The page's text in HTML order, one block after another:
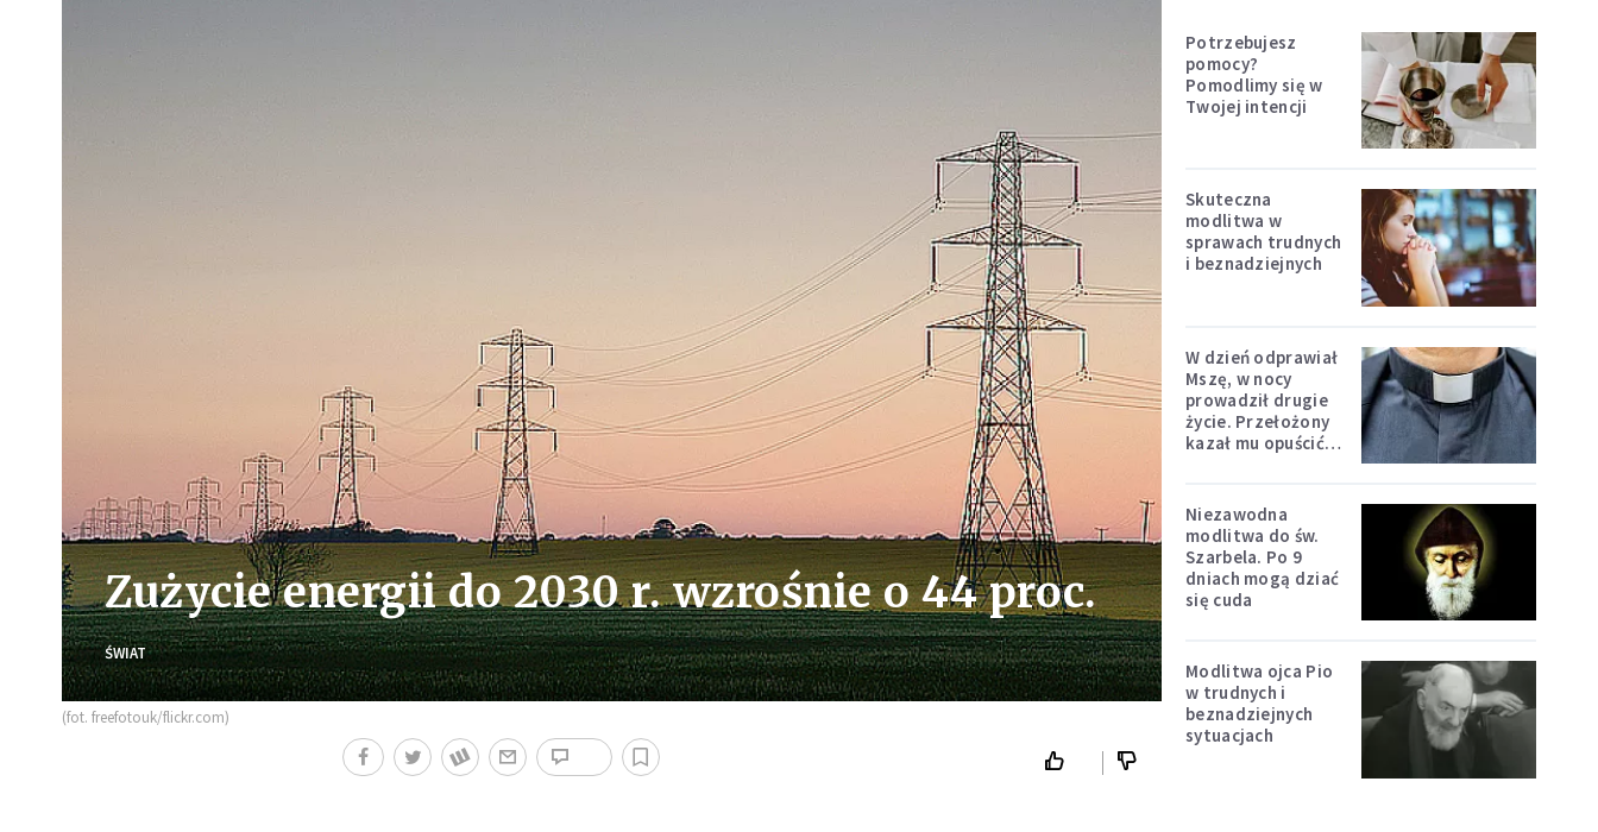
Zużycie energii do 2030 r. wzrośnie o 44 proc.
ŚWIAT
(fot. freefotouk/flickr.com)
Potrzebujesz
pomocy?
Pomodlimy się w
Twojej intencji
Skuteczna
modlitwa w
sprawach trudnych
i beznadziejnych
W dzień odprawiał
Mszę, w nocy
prowadził drugie
życie. Przełożony
kazał mu opuścić
Niezawodna
modlitwa do św.
Szarbela. Po 9
dniach mogą dziać
się cuda
Modlitwa ojca Pio
w trudnych i
beznadziejnych
sytuacjach